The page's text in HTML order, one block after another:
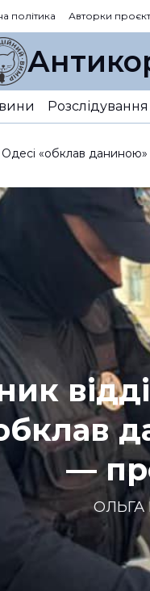
політика Авторки
Розслідування
Одесі «обклав
—
ОЛЬГА